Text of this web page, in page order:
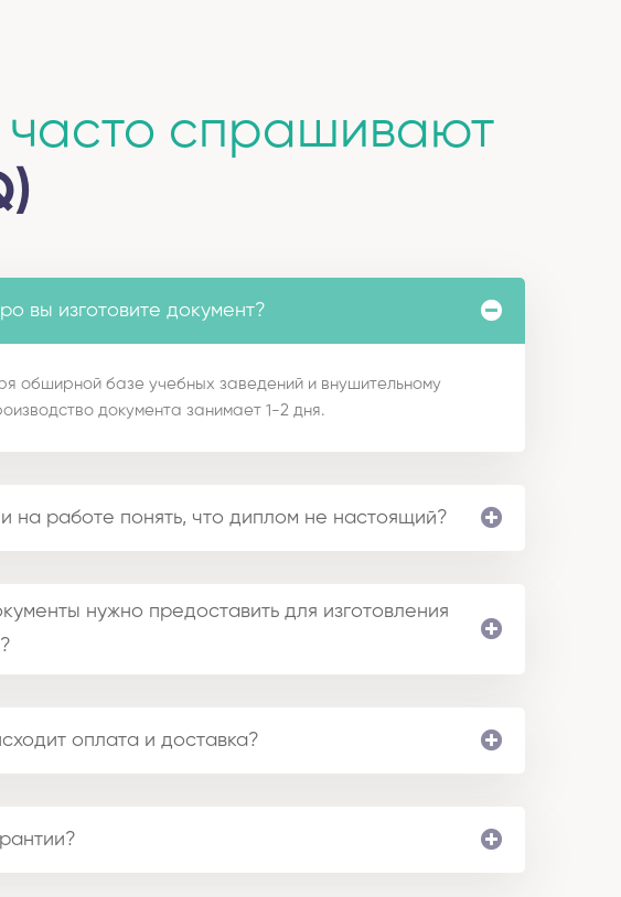
спрашивают
вы изготовите документ?
обширной базе учебных заведений и внушительному
документа занимает 1-2 дня.
на работе понять, что диплом не настоящий?
нужно предоставить для изготовления
оплата и доставка?